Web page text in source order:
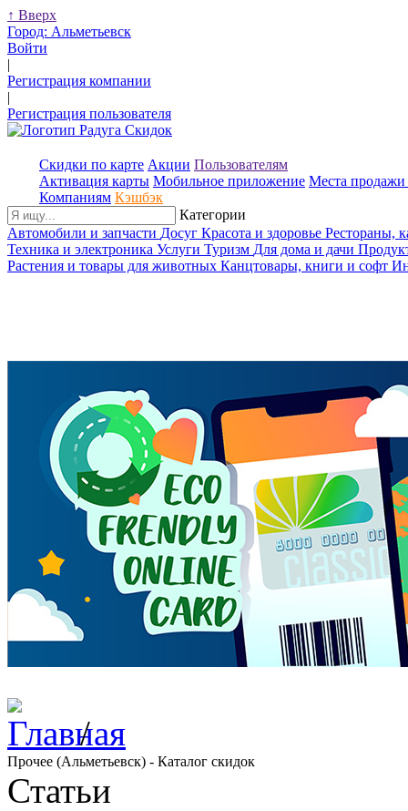
↑ Вверх
Город: Альметьевск
Войти
|
Регистрация компании
|
Регистрация пользователя
Скидки по карте Акции Пользователям
Активация карты Мобильное приложение Места продажи
Компаниям Кэшбэк
Категории
Автомобили и запчасти Досуг Красота и здоровье Рестораны,
Техника и электроника Услуги Туризм Для дома и дачи
Растения и товары для животных Канцтовары, книги и софт
/
Прочее (Альметьевск) - Каталог скидок
Статьи